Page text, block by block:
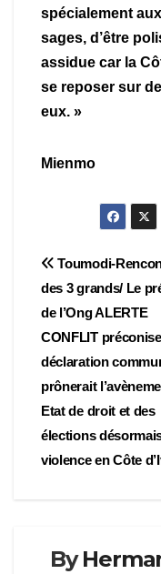
spécialement
sages, d’être
assidue car la
se reposer sur
eux. »
Mienmo
de
l’article
Toumodi-
des 3 grands/ Le
de l’Ong ALERTE
CONFLIT
déclaration
prônerait
Etat de droit et des
élections
violence en Côte
By